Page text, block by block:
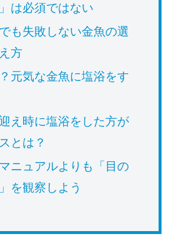
は必須ではない
も失敗しない金魚の選
方
元気な金魚に塩浴をす
え時に塩浴をした方が
とは？
ニュアルよりも「目の
を観察しよう